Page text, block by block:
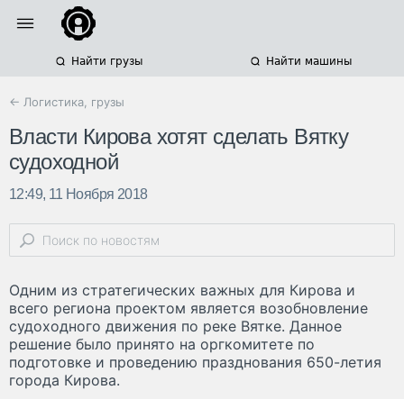
Найти грузы Найти машины
← Логистика, грузы
Власти Кирова хотят сделать Вятку
судоходной
12:49, 11 Ноября 2018
Одним из стратегических важных для Кирова и
всего региона проектом является возобновление
судоходного движения по реке Вятке. Данное
решение было принято на оргкомитете по
подготовке и проведению празднования 650-летия
города Кирова.